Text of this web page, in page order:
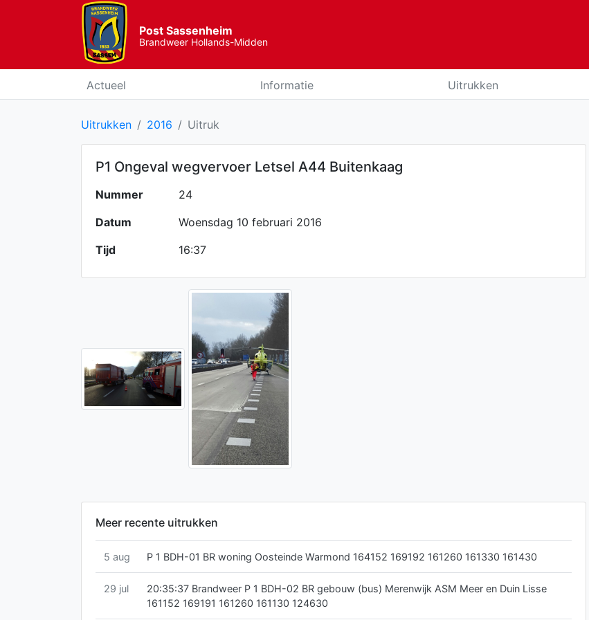
Post Sassenheim
Brandweer Hollands-Midden
Actueel Informatie Uitrukken
Uitrukken 2016 Uitruk
P1 Ongeval wegvervoer Letsel A44 Buitenkaag
Nummer
24
Datum
Woensdag 10 februari 2016
Tijd
16:37
Meer recente uitrukken
5 aug P 1 BDH-01 BR woning Oosteinde Warmond 164152 169192 161260 161330 161430
29 jul
20:35:37 Brandweer P 1 BDH-02 BR gebouw (bus) Merenwijk ASM Meer en Duin Lisse
161152 169191 161260 161130 124630